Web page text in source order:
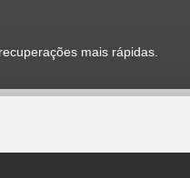
mais rápidas.